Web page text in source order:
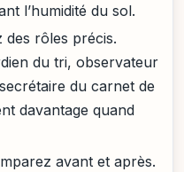
l’humidité du sol.
des rôles précis.
du tri, observateur
du carnet de
davantage quand
avant et après.